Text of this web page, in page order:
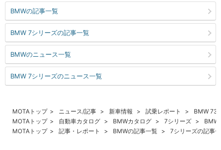
BMWの記事一覧
BMW 7シリーズの記事一覧
BMWのニュース一覧
BMW 7シリーズのニュース一覧
MOTAトップ ニュース/記事 新車情報 試乗レポート
BMW
MOTAトップ
自動車カタログ BMWカタログ 7シリーズ
BMW
MOTAトップ
記事・レポート BMWの記事一覧 7シリーズの記事